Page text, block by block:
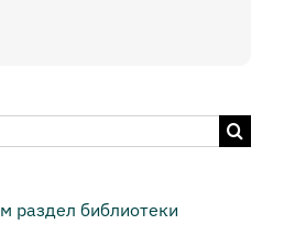
раздел библиотеки